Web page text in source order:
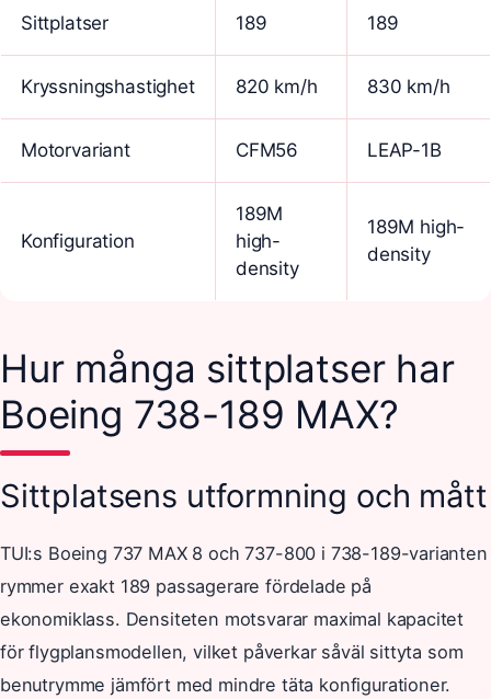
Sittplatser 189 189
Kryssningshastighet 820 km/h 830 km/h
Motorvariant CFM56 LEAP-1B
Konfiguration
189M
high-
density
189M high-
density
Hur många sittplatser har
Boeing 738-189 MAX?
Sittplatsens utformning och mått
TUI:s Boeing 737 MAX 8 och 737-800 i 738-189-varianten
rymmer exakt 189 passagerare fördelade på
ekonomiklass. Densiteten motsvarar maximal kapacitet
för flygplansmodellen, vilket påverkar såväl sittyta som
benutrymme jämfört med mindre täta konfigurationer.